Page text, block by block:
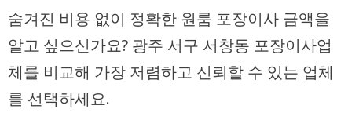
숨겨진 비용 없이 정확한 원룸 포장이사 금액을
알고 싶으신가요? 광주 서구 서창동 포장이사업
체를 비교해 가장 저렴하고 신뢰할 수 있는 업체
를 선택하세요.